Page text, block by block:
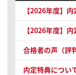
【2026年度】
【2026年度】
合格者の声（評
内定特典につい